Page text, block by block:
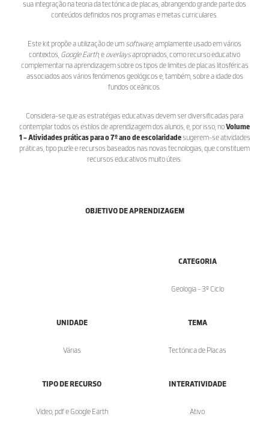
sua integração na teoria da tectónica de placas, abrangendo grande parte dos
conteúdos definidos nos programas e metas curriculares.
Este kit propõe a utilização de um software, amplamente usado em vários
contextos, Google Earth, e overlaysapropriados, como recurso educativo
complementar na aprendizagem sobre os tipos de limites de placas litosféricas
associados aos vários fenómenos geológicos e, também, sobre a idade dos
fundos oceânicos.
Considera-se que as estratégias educativas devem ser diversificadas para
contemplar todos os estilos de aprendizagem dos alunos, e, por isso, noVolume
1 - Atividades práticas para o 7º ano de escolaridadesugerem-se atividades
práticas, tipo puzle e recursos baseados nas novas tecnologias, que constituem
recursos educativos muito úteis.
OBJETIVO DE APRENDIZAGEM
CATEGORIA
Geologia - 3º Ciclo
UNIDADE
Várias
TEMA
Tectónica de Placas
TIPO DE RECURSO
Video, pdf e Google Earth
INTERATIVIDADE
Ativo